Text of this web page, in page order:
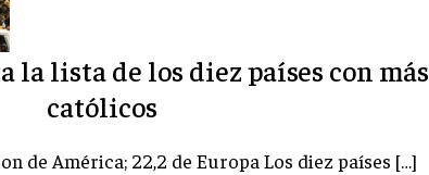
la lista de los diez países con más
católicos
de América; 22,2 de Europa Los diez países […]